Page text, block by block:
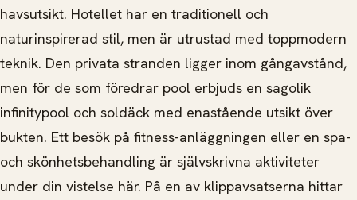
havsutsikt. Hotellet har en traditionell och
naturinspirerad stil, men är utrustad med toppmodern
teknik. Den privata stranden ligger inom gångavstånd,
men för de som föredrar pool erbjuds en sagolik
infinitypool och soldäck med enastående utsikt över
bukten. Ett besök på fitness-anläggningen eller en spa-
och skönhetsbehandling är självskrivna aktiviteter
under din vistelse här. På en av klippavsatserna hittar